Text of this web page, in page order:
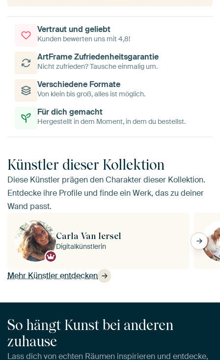
Vertraut und geliebt
Kunden bewerten uns mit 4,8!
ArtFrame Zufriedenheitsgarantie
Nicht zufrieden? Tausche einmalig um.
Verschiedene Formate
Von klein bis groß, alles ist möglich.
Für dich gemacht
Hergestellt in dem Moment, in dem du bestellst.
Künstler dieser Kollektion
Diese Künstler prägen den Charakter dieser Kollektion.
Entdecke ihre Profile und finde ein Werk, das zu deiner
Wand passt.
Mehr Künstler entdecken
Carla Van Iersel
Digitalkünstlerin
So hängt Kunst bei anderen
zuhause
Lass dich von echten Räumen inspirieren und entdecke,